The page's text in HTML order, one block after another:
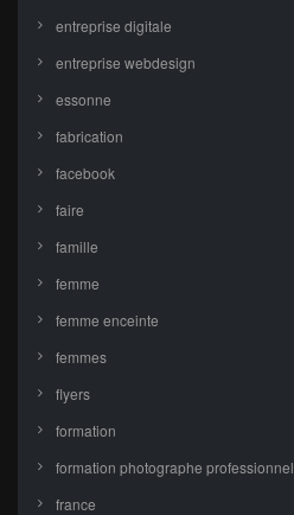
entreprise digitale
entreprise webdesign
essonne
fabrication
facebook
faire
famille
femme
femme enceinte
femmes
flyers
formation
formation photographe professionnel
france